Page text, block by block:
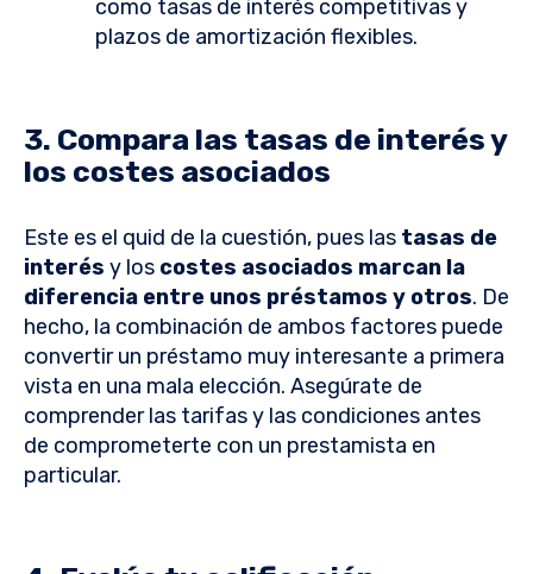
como tasas de interés competitivas y
plazos de amortización flexibles.
3. Compara las tasas de interés y
los costes asociados
Este es el quid de la cuestión, pues las tasas de
interés y los costes asociados marcan la
diferencia entre unos préstamos y otros. De
hecho, la combinación de ambos factores puede
convertir un préstamo muy interesante a primera
vista en una mala elección. Asegúrate de
comprender las tarifas y las condiciones antes
de comprometerte con un prestamista en
particular.